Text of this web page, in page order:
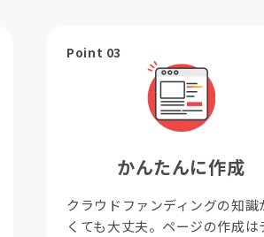
Point 03
かんたんに作成
クラウドファンディングの知識
くても大丈夫。ページの作成は